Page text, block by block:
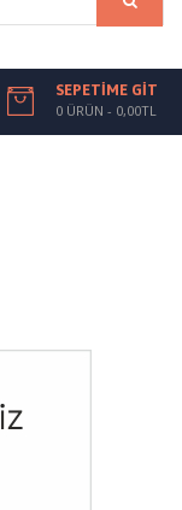
SEPETIME GIT
0 ÜRÜN - 0,00TL